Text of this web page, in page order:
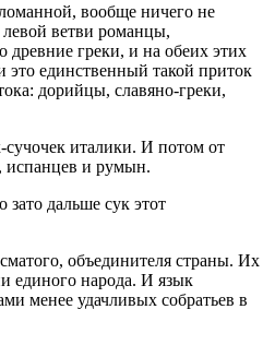
вообще ничего не
ветви романцы,
древние греки, и на обеих этих
это единственный такой приток
дорийцы, славяно-греки,
сучочек италики. И потом от
испанцев и румын.
зато дальше сук этот
объединителя страны. Их
единого народа. И язык
менее удачливых собратьев в